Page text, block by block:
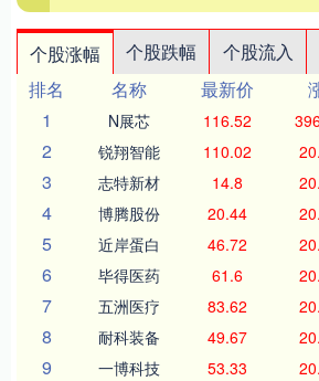
个股涨幅 个股跌幅 个股流入
排名
名称 最新价
1
N展芯 116.52
2 锐翔智能 110.02
3 志特新材 14.8
4 博腾股份 20.44
5 近岸蛋白 46.72
6 毕得医药 61.6
7 五洲医疗 83.62
8 耐科装备 49.67
9 一博科技 53.33